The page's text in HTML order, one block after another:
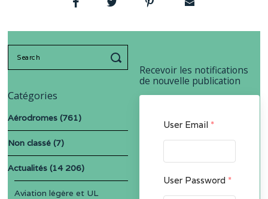
Recevoir les notifications
de nouvelle publication
User Email *
User Password *
Catégories
Aérodromes (761)
Non classé (7)
Actualités (14 206)
Aviation légère et UL